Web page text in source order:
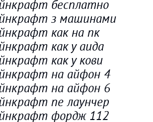
бесплатно
з машинами
как на пк
как у аида
как у кови
на айфон 4
на айфон 6
пе лаунчер
фордж 112